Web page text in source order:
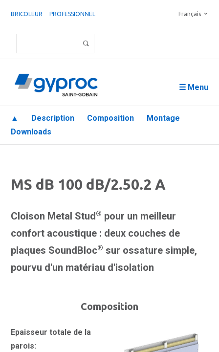
BRICOLEUR PROFESSIONNEL Français
☰ Menu
▲ Description Composition
Montage
Downloads
MS dB 100 dB/2.50.2 A
Cloison Metal Stud® pour un meilleur
confort acoustique : deux couches de
plaques SoundBloc® sur ossature simple,
pourvu d'un matériau d'isolation
Composition
Epaisseur totale de la
parois: